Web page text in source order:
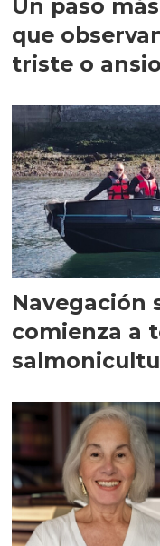
Un paso
que
triste o
Navegación
comienza a